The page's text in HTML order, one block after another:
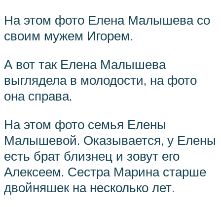
На этом фото Елена Малышева со
своим мужем Игорем.
А вот так Елена Малышева
выглядела в молодости, на фото
она справа.
На этом фото семья Елены
Малышевой. Оказывается, у Елены
есть брат близнец и зовут его
Алексеем. Сестра Марина старше
двойняшек на несколько лет.